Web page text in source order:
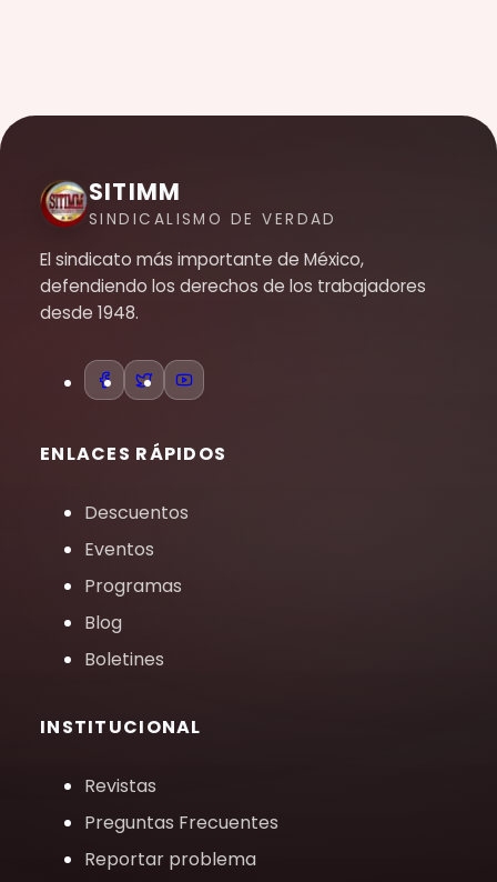
SITIMM
SINDICALISMO DE VERDAD
El sindicato más importante de México,
defendiendo los derechos de los trabajadores
desde 1948.
ENLACES RÁPIDOS
Descuentos
Eventos
Programas
Blog
Boletines
INSTITUCIONAL
Revistas
Preguntas Frecuentes
Reportar problema